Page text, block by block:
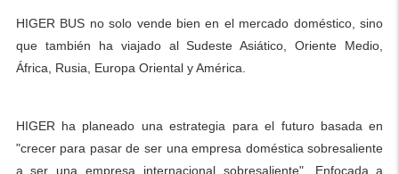
HIGER BUS no solo vende bien en el mercado doméstico, sino
que también ha viajado al Sudeste Asiático, Oriente Medio,
África, Rusia, Europa Oriental y América.
HIGER ha planeado una estrategia para el futuro basada en
"crecer para pasar de ser una empresa doméstica sobresaliente
a ser una empresa internacional sobresaliente". Enfocada a